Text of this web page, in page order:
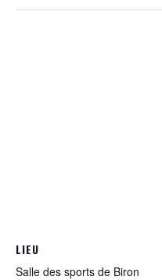
LIEU
Salle des sports de Biron